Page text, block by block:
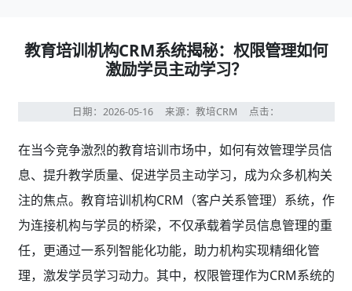
教育培训机构CRM系统揭秘：权限管理如何
激励学员主动学习？
日期：2026-05-16 来源：教培CRM 点击：
在当今竞争激烈的教育培训市场中，如何有效管理学员信
息、提升教学质量、促进学员主动学习，成为众多机构关
注的焦点。教育培训机构CRM（客户关系管理）系统，作
为连接机构与学员的桥梁，不仅承载着学员信息管理的重
任，更通过一系列智能化功能，助力机构实现精细化管
理，激发学员学习动力。其中，权限管理作为CRM系统的